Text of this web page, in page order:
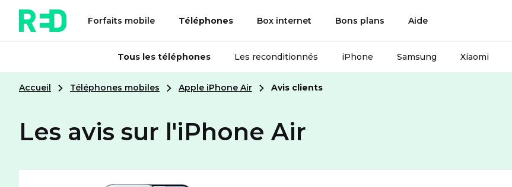
Forfaits mobile Téléphones Box internet Bons plans Aide
Tous les téléphones Les reconditionnés iPhone Samsung Xiaomi
Accueil Téléphones mobiles Apple iPhone Air Avis clients
Les avis sur l'iPhone Air